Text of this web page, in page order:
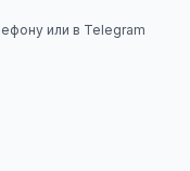
или в Telegram